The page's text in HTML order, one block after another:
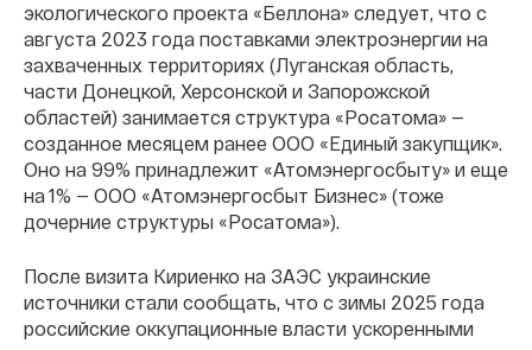
экологического проекта «Беллона» следует, что с
августа 2023 года поставками электроэнергии на
захваченных территориях (Луганская область,
части Донецкой, Херсонской и Запорожской
областей) занимается структура «Росатома» —
созданное месяцем ранее ООО «Единый закупщик».
Оно на 99% принадлежит «Атомэнергосбыту» и еще
на 1% — ООО «Атомэнергосбыт Бизнес» (тоже
дочерние структуры «Росатома»).
После визита Кириенко на ЗАЭС украинские
источники стали сообщать, что с зимы 2025 года
российские оккупационные власти ускоренными